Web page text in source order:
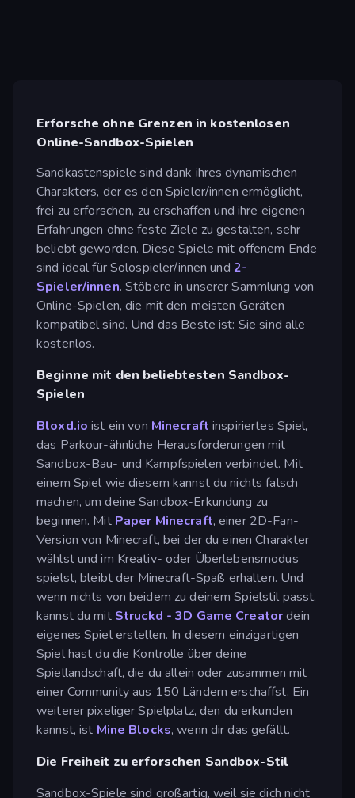
Erforsche ohne Grenzen in kostenlosen
Online-Sandbox-Spielen
Sandkastenspiele sind dank ihres dynamischen
Charakters, der es den Spieler/innen ermöglicht,
frei zu erforschen, zu erschaffen und ihre eigenen
Erfahrungen ohne feste Ziele zu gestalten, sehr
beliebt geworden. Diese Spiele mit offenem Ende
sind ideal für Solospieler/innen und 2-
Spieler/innen. Stöbere in unserer Sammlung von
Online-Spielen, die mit den meisten Geräten
kompatibel sind. Und das Beste ist: Sie sind alle
kostenlos.
Beginne mit den beliebtesten Sandbox-
Spielen
Bloxd.io ist ein von Minecraft inspiriertes Spiel,
das Parkour-ähnliche Herausforderungen mit
Sandbox-Bau- und Kampfspielen verbindet. Mit
einem Spiel wie diesem kannst du nichts falsch
machen, um deine Sandbox-Erkundung zu
beginnen. Mit Paper Minecraft, einer 2D-Fan-
Version von Minecraft, bei der du einen Charakter
wählst und im Kreativ- oder Überlebensmodus
spielst, bleibt der Minecraft-Spaß erhalten. Und
wenn nichts von beidem zu deinem Spielstil passt,
kannst du mit Struckd - 3D Game Creatordein
eigenes Spiel erstellen. In diesem einzigartigen
Spiel hast du die Kontrolle über deine
Spiellandschaft, die du allein oder zusammen mit
einer Community aus 150 Ländern erschaffst. Ein
weiterer pixeliger Spielplatz, den du erkunden
kannst, ist Mine Blocks, wenn dir das gefällt.
Die Freiheit zu erforschen Sandbox-Stil
Sandbox-Spiele sind großartig, weil sie dich nicht